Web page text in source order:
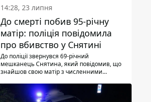
виявили тіло.
14:28, 23 липня
До смерті побив 95-річну
матір: поліція повідомила
про вбивство у Снятині
До поліції звернувся 69-річний
мешканець Снятина, який повідомив, що
знайшов свою матір з численними
з'ясували правоохоронці, ці травми жінці
наніс її син.